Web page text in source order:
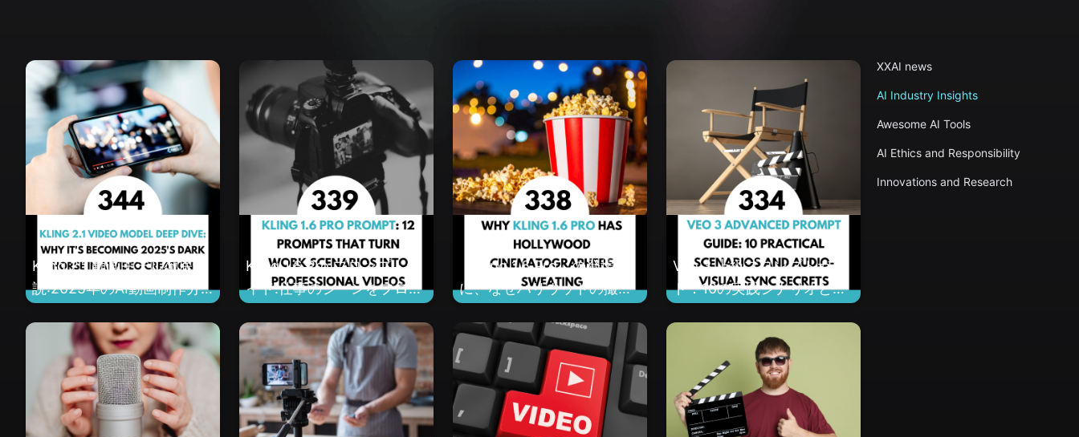
Kling 2.1 動画モデル徹底解
説:2025年のAI動画制作分
なる理由
Kling 1.6 Pro プロンプトガ
イド:仕事のシーンをプロフ
る12のプロンプト
「Kling 1.6 Pro」の登場
に、なぜハリウッドの撮影
いるのか？
Veo 3 上級プロンプトガイ
ド：10の実践シナリオと映
XXAI news
AI Industry Insights
Awesome AI Tools
AI Ethics and Responsibility
Innovations and Research